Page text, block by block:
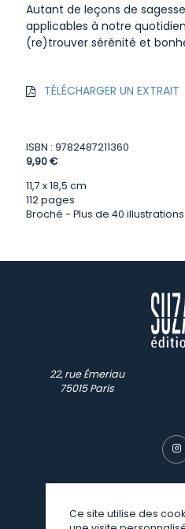
Autant de leçons de
applicables à notre
(re)trouver sérénité et
TÉLÉCHARGER UN EXTRAIT
ISBN : 9782487211360
9,90 €
11,7 x 18,5 cm
112 pages
Broché - Plus de 40 illustrations
22, rue Émeriau
75015 Paris
Ce site utilise des